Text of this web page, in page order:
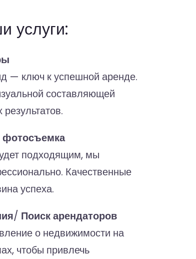
услуги:
— ключ к успешной аренде.
составляющей
подходящим, мы
Качественные
успеха.
/ Поиск арендаторов
о недвижимости на
чтобы привлечь